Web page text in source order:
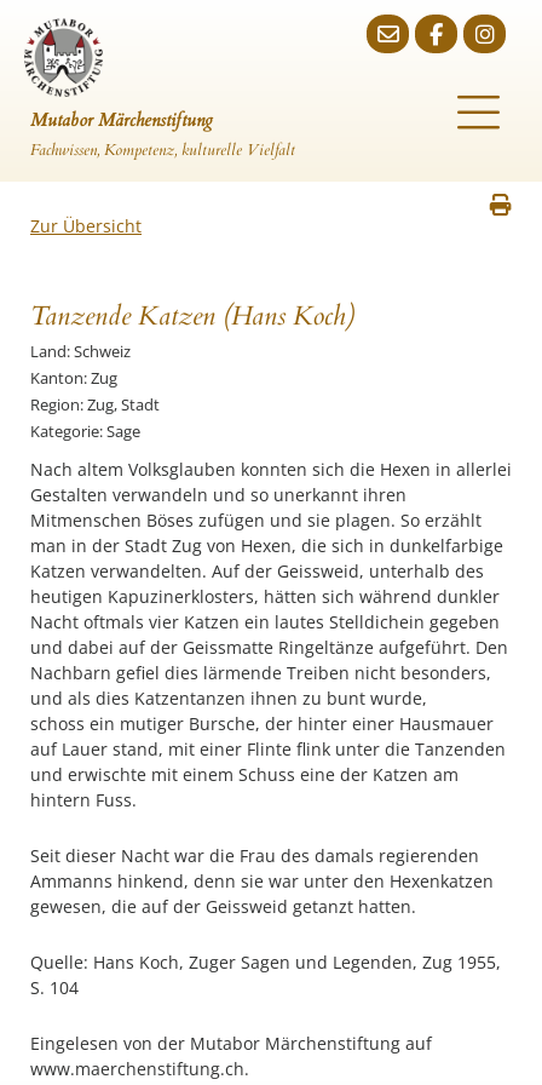
Mutabor Märchenstiftung
Fachwissen, Kompetenz, kulturelle Vielfalt
Zur Übersicht
Tanzende Katzen (Hans Koch)
Land: Schweiz
Kanton: Zug
Region: Zug, Stadt
Kategorie: Sage
Nach altem Volksglauben konnten sich die Hexen in allerlei
Gestalten verwandeln und so unerkannt ihren
Mitmenschen Böses zufügen und sie plagen. So erzählt
man in der Stadt Zug von Hexen, die sich in dunkelfarbige
Katzen verwandelten. Auf der Geissweid, unterhalb des
heutigen Kapuzinerklosters, hätten sich während dunkler
Nacht oftmals vier Katzen ein lautes Stelldichein gegeben
und dabei auf der Geissmatte Ringeltänze aufgeführt. Den
Nachbarn gefiel dies lärmende Treiben nicht besonders,
und als dies Katzentanzen ihnen zu bunt wurde,
schoss ein mutiger Bursche, der hinter einer Hausmauer
auf Lauer stand, mit einer Flinte flink unter die Tanzenden
und erwischte mit einem Schuss eine der Katzen am
hintern Fuss.
Seit dieser Nacht war die Frau des damals regierenden
Ammanns hinkend, denn sie war unter den Hexenkatzen
gewesen, die auf der Geissweid getanzt hatten.
Quelle: Hans Koch, Zuger Sagen und Legenden, Zug 1955,
S. 104
Eingelesen von der Mutabor Märchenstiftung auf
www.maerchenstiftung.ch.